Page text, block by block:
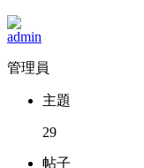
admin
管理員
主題
29
帖子